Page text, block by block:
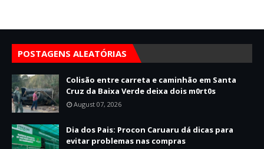
POSTAGENS ALEATÓRIAS
Colisão entre carreta e caminhão em Santa
Cruz da Baixa Verde deixa dois m0rt0s
August 07, 2026
Dia dos Pais: Procon Caruaru dá dicas para
evitar problemas nas compras